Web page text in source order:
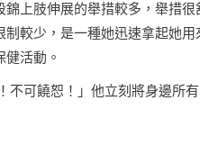
上肢伸展的舉措較多，舉措
較少，是一種她迅速拿起她
活動。
不可饒恕！」他立刻將身邊所